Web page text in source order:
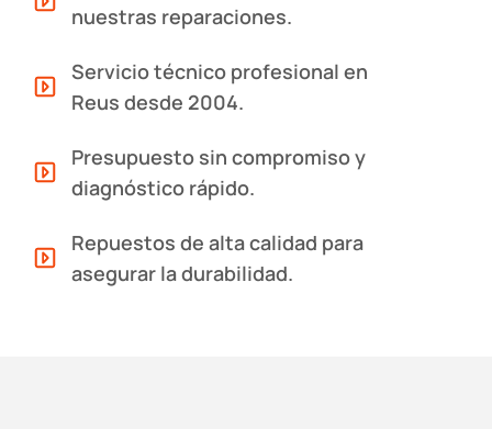
nuestras reparaciones.
Servicio técnico profesional en
Reus desde 2004.
Presupuesto sin compromiso y
diagnóstico rápido.
Repuestos de alta calidad para
asegurar la durabilidad.